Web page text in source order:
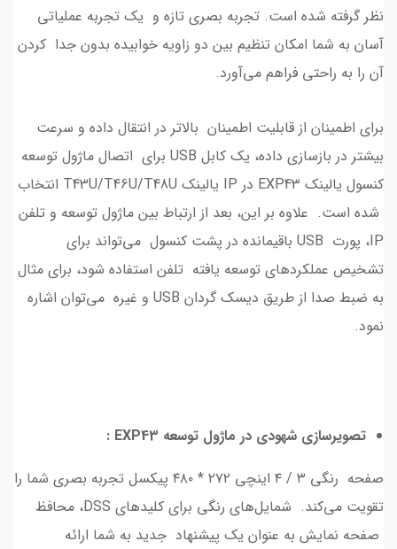
نظر گرفته شده ‌است. تجربه بصری تازه و یک تجربه عملیاتی
آسان به شما امکان تنظیم بین دو زاویه خوابیده بدون جدا کردن
آن را به راحتی فراهم می‌آورد.
برای اطمینان از قابلیت اطمینان بالاتر در انتقال داده و سرعت
بیشتر در بازسازی داده، یک کابل USB برای اتصال ماژول توسعه
کنسول یالینک EXP43 در IP یالینک T43U/T46U/T48U انتخاب
شده ‌است. علاوه بر این، بعد از ارتباط بین ماژول توسعه و تلفن
IP، پورت USB باقیمانده در پشت کنسول می‌تواند برای
تشخیص عملکردهای توسعه ‌یافته تلفن استفاده شود، برای مثال
به ضبط صدا از طریق دیسک ‌گردان USB و غیره می‌توان اشاره
نمود.
تصویرسازی شهودی در ماژول توسعه EXP43 :
صفحه رنگی ۳ / ۴ اینچی ۲۷۲ * ۴۸۰ پیکسل تجربه بصری شما را
تقویت می‌کند. شمایل‌های رنگی برای کلیدهای DSS، محافظ
صفحه نمایش به عنوان یک پیشنهاد جدید به شما ارائه